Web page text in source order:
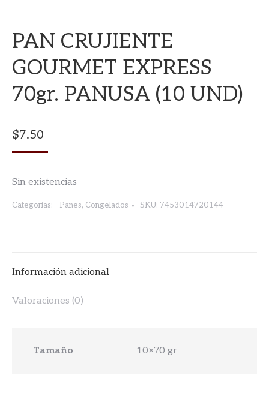
PAN CRUJIENTE
GOURMET EXPRESS
70gr. PANUSA (10 UND)
$7.50
Sin existencias
Categorías: - Panes, Congelados SKU: 7453014720144
Información adicional
Valoraciones (0)
Tamaño 10×70 gr